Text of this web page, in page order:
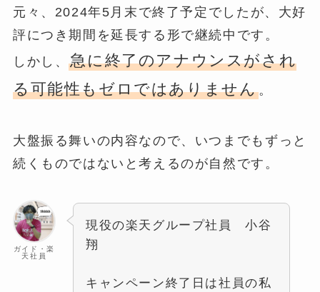
元々、2024年5月末で終了予定でしたが、大好
評につき期間を延長する形で継続中です。
しかし、急に終了のアナウンスがされ
る可能性もゼロではありません。
大盤振る舞いの内容なので、いつまでもずっと
続くものではないと考えるのが自然です。
ガイド・楽
天社員
現役の楽天グループ社員 小谷
翔
キャンペーン終了日は社員の私